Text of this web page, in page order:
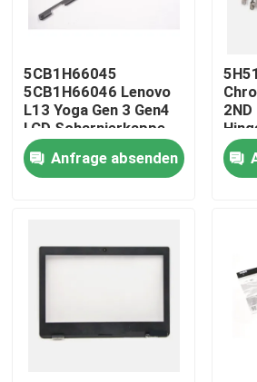
Produkte
Videos
Lenovo-LCD-Bildschirm-Ersatz
HP-LCD-Bildschirm-Ersatz
5CB1H66045
5CB1H66046 Lenovo
L13 Yoga Gen 3 Gen4
LCD Scharnierkappe
Abdeckband
Anfrage absenden
2ND